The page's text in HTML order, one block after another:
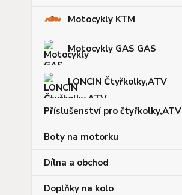
Motocykly KTM
Motocykly GAS GAS
LONCIN Čtyřkolky,ATV
Příslušenství pro čtyřkolky,ATV
Boty na motorku
Dílna a obchod
Doplňky na kolo